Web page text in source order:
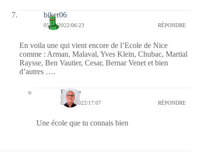
biker06
05/06/2022/06:23 RÉPONDRE
En voila une qui vient encore de l’Ecole de Nice
comme : Arman, Malaval, Yves Klein, Chubac, Martial
Raysse, Ben Vautier, Cesar, Bernar Venet et bien
d’autres ….
Bernie
06/06/2022/17:07 RÉPONDRE
Une école que tu connais bien